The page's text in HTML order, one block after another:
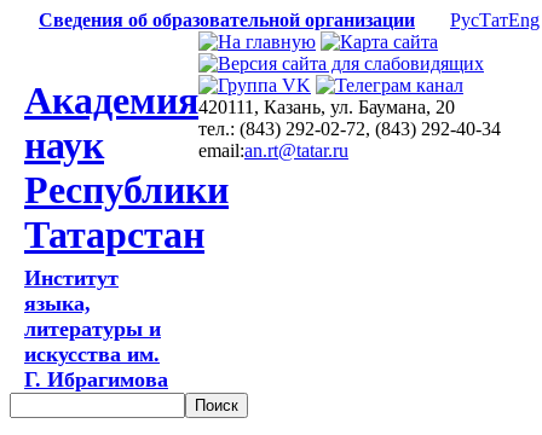
Сведения об образовательной организации РусТатEng
Академия
наук
Республики
Татарстан
Институт
языка,
литературы и
искусства им.
Г. Ибрагимова
420111, Казань, ул. Баумана, 20
тел.: (843) 292-02-72, (843) 292-40-34
email:an.rt@tatar.ru